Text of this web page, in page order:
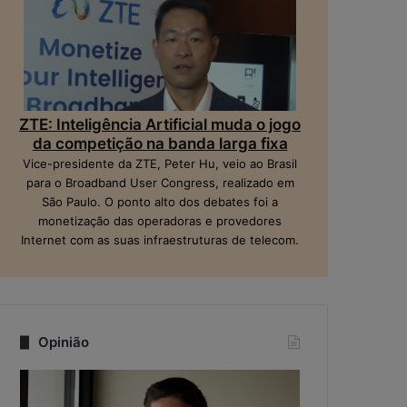
ZTE: Inteligência Artificial muda o jogo
da competição na banda larga fixa
Vice-presidente da ZTE, Peter Hu, veio ao Brasil
para o Broadband User Congress, realizado em
São Paulo. O ponto alto dos debates foi a
monetização das operadoras e provedores
Internet com as suas infraestruturas de telecom.
Opinião